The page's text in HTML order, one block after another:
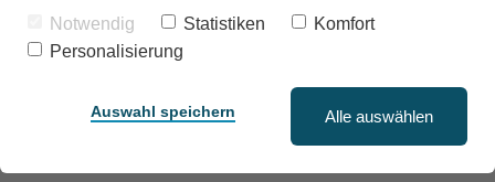
Notwendig Statistiken
Komfort
Personalisierung
Auswahl speichern Alle auswählen